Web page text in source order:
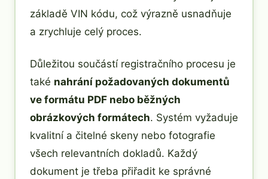
základě VIN kódu, což výrazně usnadňuje
a zrychluje celý proces.
Důležitou součástí registračního procesu je
také nahrání požadovaných dokumentů
ve formátu PDF nebo běžných
obrázkových formátech. Systém vyžaduje
kvalitní a čitelné skeny nebo fotografie
všech relevantních dokladů. Každý
dokument je třeba přiřadit ke správné